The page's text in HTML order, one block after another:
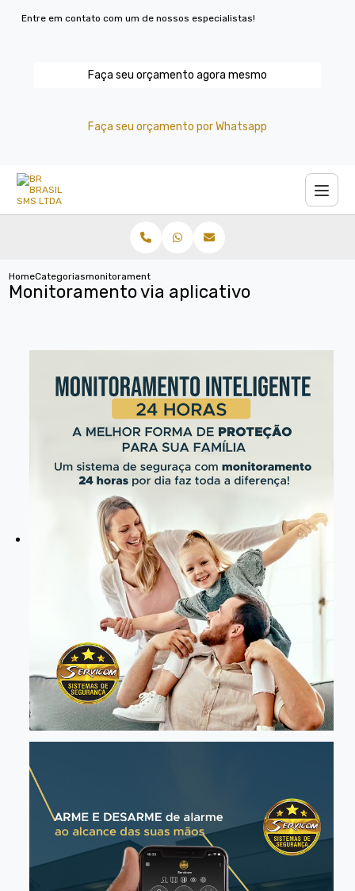
Entre em contato com um de nossos especialistas!
Faça seu orçamento agora mesmo
Faça seu orçamento por Whatsapp
HomeCategoriasmonitoramento via aplicativo
Monitoramento via aplicativo